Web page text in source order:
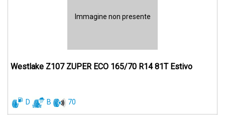
Immagine non presente
Westlake Z107 ZUPER ECO 165/70 R14 81T Estivo
D B 70